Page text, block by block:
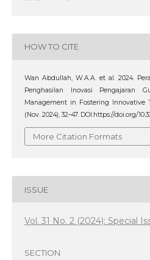
HOW TO CITE
Wan Abdullah, W.A.A. et al. 2024.
Penghasilan Inovasi
Management in Fostering Innovative
(Nov. 2024), 32–47. DOI:https://doi.org/
More Citation Formats
ISSUE
Vol. 31 No. 2 (2024): Special
SECTION